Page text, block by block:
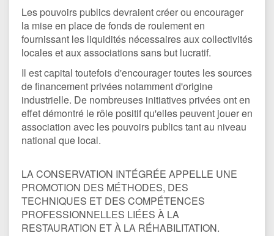
Les pouvoirs publics devraient créer ou encourager
la mise en place de fonds de roulement en
fournissant les liquidités nécessaires aux collectivités
locales et aux associations sans but lucratif.
Il est capital toutefois d'encourager toutes les sources
de financement privées notamment d'origine
industrielle. De nombreuses initiatives privées ont en
effet démontré le rôle positif qu'elles peuvent jouer en
association avec les pouvoirs publics tant au niveau
national que local.
LA CONSERVATION INTÉGRÉE APPELLE UNE
PROMOTION DES MÉTHODES, DES
TECHNIQUES ET DES COMPÉTENCES
PROFESSIONNELLES LIÉES À LA
RESTAURATION ET À LA RÉHABILITATION.